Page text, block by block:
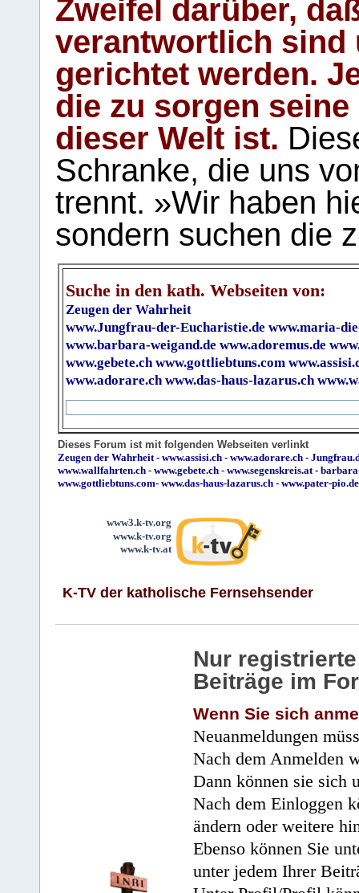
Zweifel darüber,
verantwortlich sind
gerichtet werden.
die zu sorgen
dieser Welt ist.
Schranke, die uns
trennt. »Wir haben
sondern suchen die
Suche in den kath. Webseiten von:
Zeugen der Wahrheit
www.Jungfrau-der-Eucharistie.de www.maria-
www.barbara-weigand.de www.adoremus.de
www.gebete.ch www.gottliebtuns.com
www.adorare.ch www.das-haus-lazarus.ch
Dieses Forum ist mit folgenden Webseiten verlinkt
Zeugen der Wahrheit - www.assisi.ch - www.adorare.ch -
www.wallfahrten.ch - www.gebete.ch - www.segenskreis.at -
www.gottliebtuns.com- www.das-haus-lazarus.ch - www.pater-pio.de
www3.k-tv.org
www.k-tv.org
www.k-tv.at
K-TV der katholische Fernsehsender
Nur
Beiträge im
Wenn Sie sich
Neuanmeldungen
Nach dem Anmelden
Dann können sie sich
Nach dem Einloggen
ändern oder weitere
Ebenso können Sie
unter jedem Ihrer